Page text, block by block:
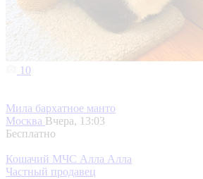
10
Мила бархатное манто
Москва Вчера, 13:03
Бесплатно
Кошачий МЧС Алла Алла
Частный продавец